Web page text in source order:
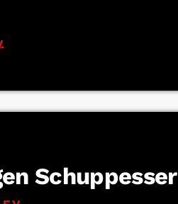
Schuppesser